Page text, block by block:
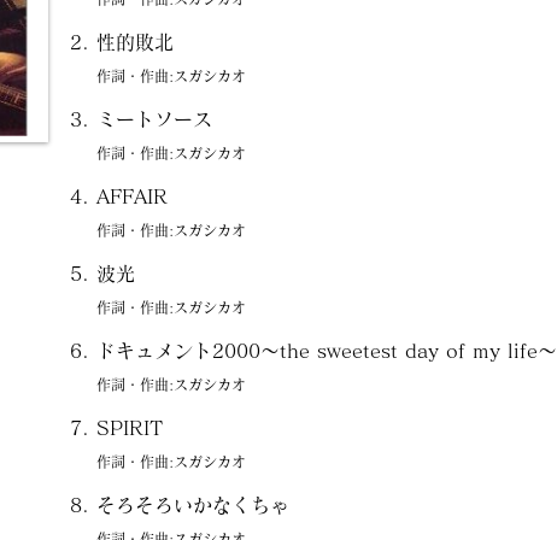
性的敗北
作詞・作曲:スガシカオ
ミートソース
作詞・作曲:スガシカオ
AFFAIR
作詞・作曲:スガシカオ
波光
作詞・作曲:スガシカオ
ドキュメント2000～the sweetest day of my life～
作詞・作曲:スガシカオ
SPIRIT
作詞・作曲:スガシカオ
そろそろいかなくちゃ